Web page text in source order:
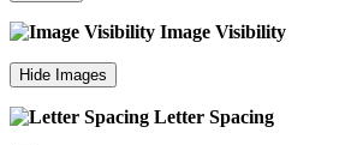
Image Visibility
Hide Images
Letter Spacing